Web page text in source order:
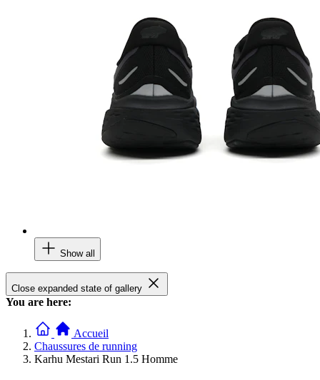
Show all
Close expanded state of gallery
You are here:
Accueil
Chaussures de running
Karhu Mestari Run 1.5 Homme